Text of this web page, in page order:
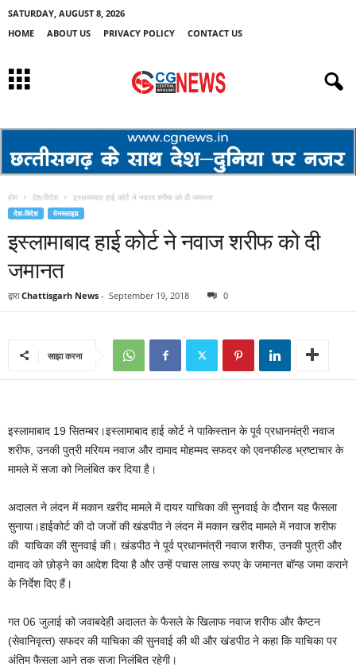
SATURDAY, AUGUST 8, 2026
HOME
ABOUT US PRIVACY POLICY CONTACT US
होम देश-विदेश इस्लामाबाद हाई कोर्ट ने नवाज शरीफ को दी जमानत
देश-विदेश मेनस्लाइड
इस्लामाबाद हाई कोर्ट ने नवाज शरीफ को दी
जमानत
द्वारा Chattisgarh News - September 19, 2018 0
साझा करना
इस्‍लामाबाद 19 सितम्बर।इस्‍लामाबाद हाई कोर्ट ने पाकिस्‍तान के पूर्व प्रधानमंत्री नवाज
शरीफ, उनकी पुत्री मरियम नवाज और दामाद मोहम्‍मद सफदर को एवनफील्‍ड भ्रष्‍टाचार के
मामले में सजा को निलंबित कर दिया है।
अदालत ने लंदन में मकान खरीद मामले में दायर याचिका की सुनवाई के दौरान यह फैसला
सुनाया।हाईकोर्ट की दो जजों की खंडपीठ ने लंदन में मकान खरीद मामले में नवाज शरीफ
की याचिका की सुनवाई की। खंडपीठ ने पूर्व प्रधानमंत्री नवाज शरीफ, उनकी पुत्री और
दामाद को छोड़ने का आदेश दिया है और उन्‍हें पचास लाख रुपए के जमानत बॉन्‍ड जमा कराने
के निर्देश दिए हैं।
गत 06 जुलाई को जवाबदेही अदालत के फैसले के खिलाफ नवाज शरीफ और कैप्‍टन
(सेवानिवृत्‍त) सफदर की याचिका की सुनवाई की थी और खंडपीठ ने कहा कि याचिका पर
अंतिम फैसला आने तक सजा निलंबित रहेगी।